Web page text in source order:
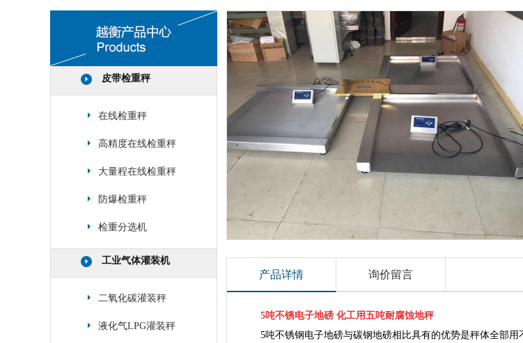
皮带检重秤
在线检重秤
高精度在线检重秤
大量程在线检重秤
防爆检重秤
检重分选机
工业气体灌装机
二氧化碳灌装秤
液化气LPG灌装秤
产品详情 询价留言
5吨不锈电子地磅 化工用五吨耐腐蚀地秤
5吨不锈钢电子地磅与碳钢地磅相比具有的优势是秤体全部